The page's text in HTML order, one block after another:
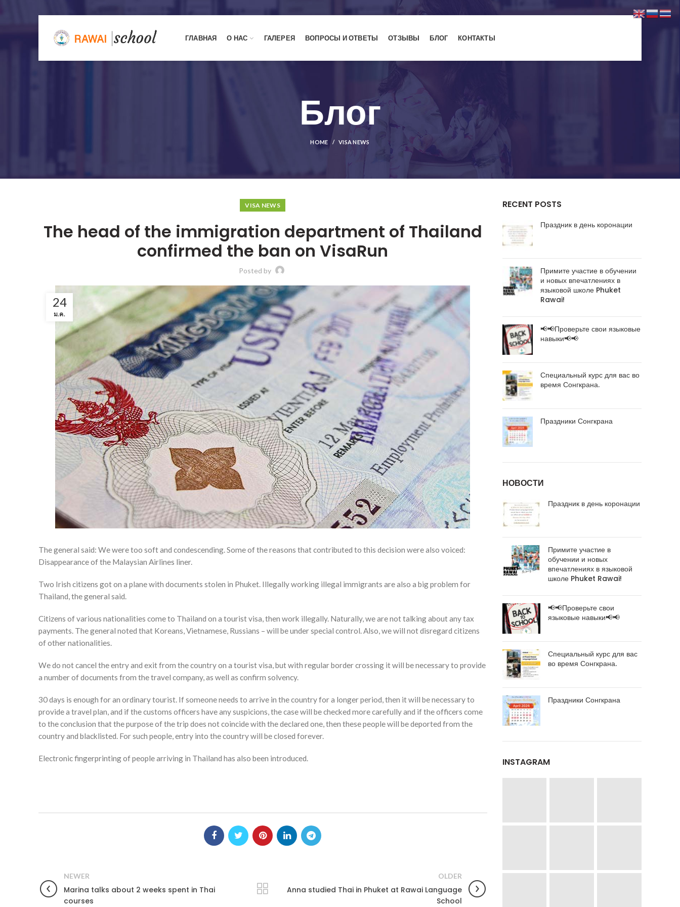
ГЛАВНАЯ О НАС ГАЛЕРЕЯ ВОПРОСЫ И ОТВЕТЫ ОТЗЫВЫ БЛОГ КОНТАКТЫ
Блог
HOME VISA NEWS
VISA NEWS
The head of the immigration department of Thailand
confirmed the ban on VisaRun
Posted by
24
ม.ค.
The general said: We were too soft and condescending. Some of the reasons that contributed to this decision were also voiced:
Disappearance of the Malaysian Airlines liner.
Two Irish citizens got on a plane with documents stolen in Phuket. Illegally working illegal immigrants are also a big problem for
Thailand, the general said.
Citizens of various nationalities come to Thailand on a tourist visa, then work illegally. Naturally, we are not talking about any tax
payments. The general noted that Koreans, Vietnamese, Russians – will be under special control. Also, we will not disregard citizens
of other nationalities.
We do not cancel the entry and exit from the country on a tourist visa, but with regular border crossing it will be necessary to provide
a number of documents from the travel company, as well as confirm solvency.
30 days is enough for an ordinary tourist. If someone needs to arrive in the country for a longer period, then it will be necessary to
provide a travel plan, and if the customs officers have any suspicions, the case will be checked more carefully and if the officers come
to the conclusion that the purpose of the trip does not coincide with the declared one, then these people will be deported from the
country and blacklisted. For such people, entry into the country will be closed forever.
Electronic fingerprinting of people arriving in Thailand has also been introduced.
NEWER
Marina talks about 2 weeks spent in Thai
courses
OLDER
Anna studied Thai in Phuket at Rawai Language
School
RECENT POSTS
Праздник в день коронации
Примите участие в обучении
и новых впечатлениях в
языковой школе Phuket
Rawai!
📢📢Проверьте свои языковые
навыки📢📢
Специальный курс для вас во
время Сонгкрана.
Праздники Сонгкрана
НОВОСТИ
Праздник в день коронации
Примите участие в
обучении и новых
впечатлениях в языковой
школе Phuket Rawai!
📢📢Проверьте свои
языковые навыки📢📢
Специальный курс для вас
во время Сонгкрана.
Праздники Сонгкрана
INSTAGRAM